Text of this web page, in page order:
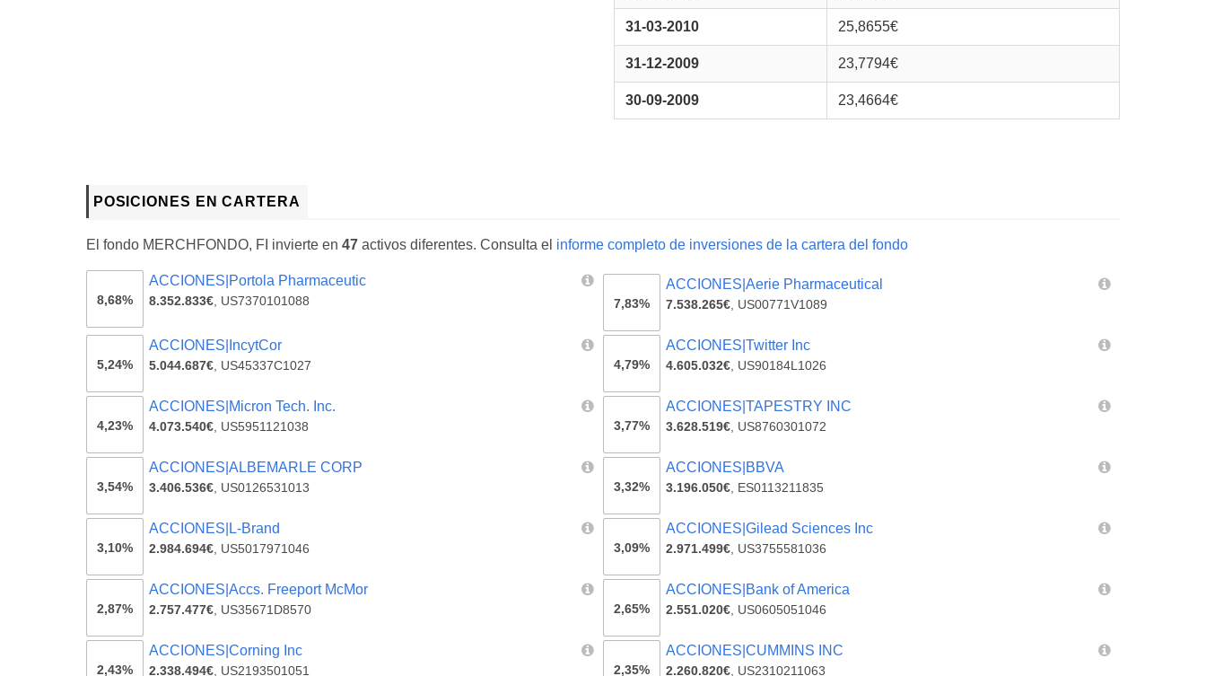
31-03-2010 25,8655€
31-12-2009 23,7794€
30-09-2009 23,4664€
POSICIONES EN CARTERA
El fondo MERCHFONDO, FI invierte en 47 activos diferentes. Consulta el informe completo de inversiones de la cartera del fondo
8,68%
ACCIONES|Portola Pharmaceutic
8.352.833€, US7370101088 7,83%
ACCIONES|Aerie Pharmaceutical
7.538.265€, US00771V1089
5,24%
ACCIONES|IncytCor
5.044.687€, US45337C1027 4,79%
ACCIONES|Twitter Inc
4.605.032€, US90184L1026
4,23%
ACCIONES|Micron Tech. Inc.
4.073.540€, US5951121038 3,77%
ACCIONES|TAPESTRY INC
3.628.519€, US8760301072
3,54%
ACCIONES|ALBEMARLE CORP
3.406.536€, US0126531013 3,32%
ACCIONES|BBVA
3.196.050€, ES0113211835
3,10%
ACCIONES|L-Brand
2.984.694€, US5017971046 3,09%
ACCIONES|Gilead Sciences Inc
2.971.499€, US3755581036
2,87%
ACCIONES|Accs. Freeport McMor
2.757.477€, US35671D8570 2,65%
ACCIONES|Bank of America
2.551.020€, US0605051046
2,43%
ACCIONES|Corning Inc
2.338.494€, US2193501051 2,35%
ACCIONES|CUMMINS INC
2.260.820€, US2310211063